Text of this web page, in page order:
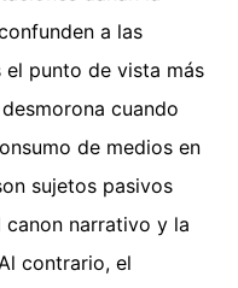
a las
el punto de vista más
cuando
de medios en
sujetos pasivos
narrativo y la
contrario, el